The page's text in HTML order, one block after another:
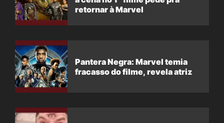
retornar à Marvel
Pantera Negra: Marvel temia
fracasso do filme, revela atriz